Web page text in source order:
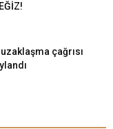
çağrısı